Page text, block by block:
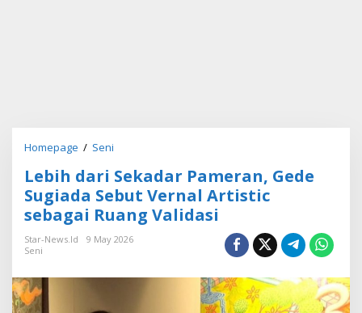
Homepage / Seni
b
i
h
d
a
S
Lebih dari Sekadar Pameran, Gede
Sugiada Sebut Vernal Artistic
sebagai Ruang Validasi
Star-News.id
9 May 2026
Seni